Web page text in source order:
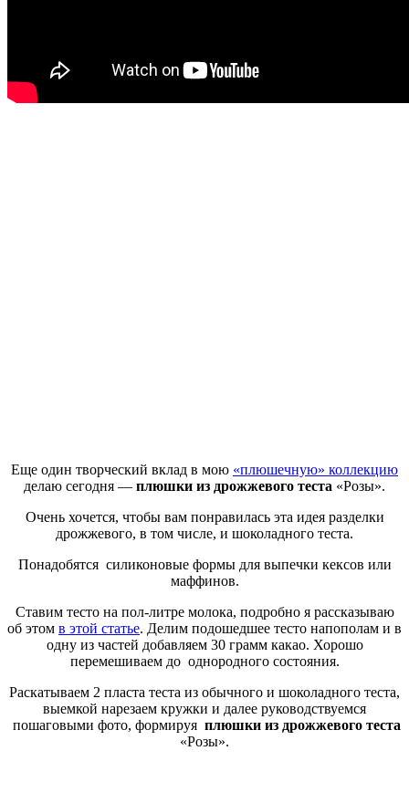
Еще один творческий вклад в мою «плюшечную» коллекцию
делаю сегодня — плюшки из дрожжевого теста «Розы».
Очень хочется, чтобы вам понравилась эта идея разделки
дрожжевого, в том числе, и шоколадного теста.
Понадобятся силиконовые формы для выпечки кексов или
маффинов.
Ставим тесто на пол-литре молока, подробно я рассказываю
об этом в этой статье. Делим подошедшее тесто напополам и в
одну из частей добавляем 30 грамм какао. Хорошо
перемешиваем до однородного состояния.
Раскатываем 2 пласта теста из обычного и шоколадного теста,
выемкой нарезаем кружки и далее руководствуемся
пошаговыми фото, формируя плюшки из дрожжевого теста
«Розы».